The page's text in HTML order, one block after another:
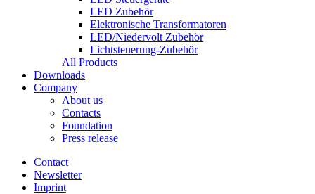
LED Zubehör
Elektronische Transformatoren
LED/Niedervolt Zubehör
Lichtsteuerung-Zubehör
All Products
Downloads
Company
About us
Contacts
Foundation
Press release
Contact
Newsletter
Imprint